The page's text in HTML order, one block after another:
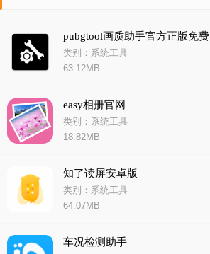
pubgtool画质助手官方正版免费
类别：系统工具
63.12MB
easy相册官网
类别：系统工具
18.82MB
知了读屏安卓版
类别：系统工具
64.07MB
车况检测助手